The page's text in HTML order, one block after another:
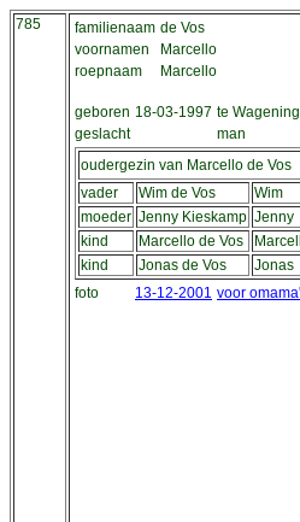
785 familienaam de Vos
voornamen
Marcello
roepnaam
Marcello
geboren 18-03-1997 te
geslacht
man
oudergezin van Marcello de Vos
vader Wim de Vos Wim
moeder Jenny Kieskamp Jenny
kind
Marcello de Vos
kind
Jonas de Vos Jonas
foto
13-12-2001 voor